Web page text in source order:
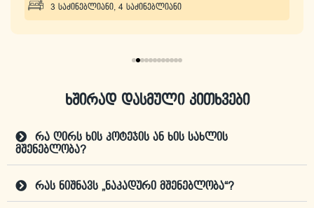
3 საძინებლიანი, 4 საძინებლიანი
ხშირად დასმული კითხვები
რა ღირს ხის კოტეჯის ან ხის სახლის
მშენებლობა?
რას ნიშნავს „ნაკადური მშენებლობა“?